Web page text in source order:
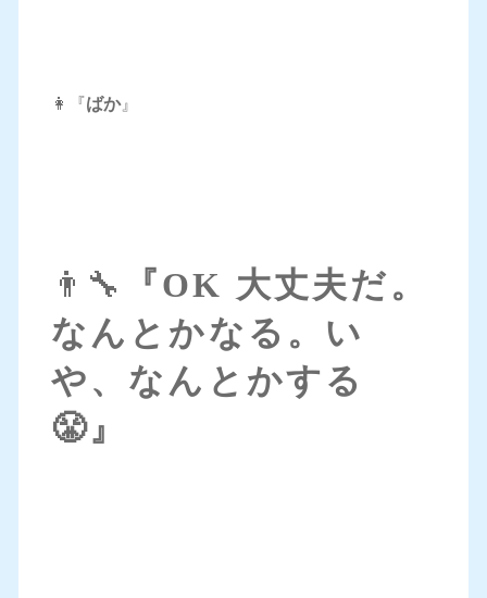
👩『 ばか』
👨‍🔧
『OK 大丈夫だ。
なんとかなる。い
や、なんとかする
😤』